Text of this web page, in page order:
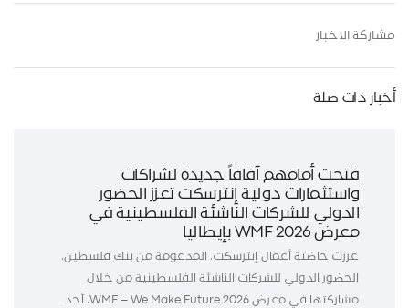
مشاركة الاخبار
أخبار ذات صلة
فتحت أمامهم آفاقاً جديدة لشراكات
واستثمارات دولية إنترسكت تعزز الحضور
الدولي للشركات الناشئة الفلسطينية في
معرض WMF 2026 بإيطاليا
عززت حاضنة أعمال إنترسكت، المدعومة من بنك فلسطين،
الحضور الدولي للشركات الناشئة الفلسطينية من خلال
مشاركتها في معرض WMF – We Make Future 2026، أحد